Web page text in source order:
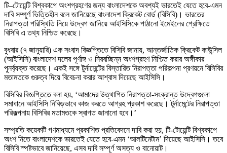
টি–টোয়েন্টি বিশ্বকাপে অংশগ্রহণের জন্য বাংলাদেশকে অবশ্যই ভারতেই যেতে হবে-এমন
দাবি সম্পূর্ণ ভিত্তিহীন বলে জানিয়েছে বাংলাদেশ ক্রিকেট বোর্ড (বিসিবি)। ভারতের
নিরাপত্তা পরিস্থিতি নিয়ে উদ্বেগ জানিয়ে আইসিসিকে পাঠানো ইমেইলের প্রেক্ষিতে
বিসিবি এ তথ্য নিশ্চিত করেছে।
বুধবার (৭ জানুয়ারি) এক সংবাদ বিজ্ঞপ্তিতে বিসিবি জানায়, আন্তর্জাতিক ক্রিকেট কাউন্সিল
(আইসিসি) বাংলাদেশ দলের পূর্ণাঙ্গ ও নিরবচ্ছিন্ন অংশগ্রহণ নিশ্চিত করার অঙ্গীকার
পুনর্ব্যক্ত করেছে। একই সঙ্গে টুর্নামেন্টের বিস্তারিত নিরাপত্তা পরিকল্পনা প্রণয়নে বিসিবির
মতামতকে গুরুত্ব দিয়ে বিবেচনা করার আশ্বাস দিয়েছে আইসিসি।
বিসিবির বিজ্ঞপ্তিতে বলা হয়, ‘আমাদের উত্থাপিত নিরাপত্তা-সংক্রান্ত উদ্বেগগুলো
সমাধানে আইসিসি নিবিড়ভাবে কাজ করতে আগ্রহ প্রকাশ করেছে। টুর্নামেন্টের নিরাপত্তা
পরিকল্পনায় বিসিবির মতামতকে স্বাগত জানানো হবে।’
সম্প্রতি কয়েকটি গণমাধ্যমে প্রকাশিত প্রতিবেদনে দাবি করা হয়, টি-টোয়েন্টি বিশ্বকাপে
অংশ নিতে বাংলাদেশকে ভারতেই যেতে হবে-এমন ‘আলটিমেটাম’ দিয়েছে আইসিসি। তবে
বিসিবি স্পষ্টভাবে জানিয়েছে, এসব দাবি সম্পূর্ণ অসত্য ও বানোয়াট।